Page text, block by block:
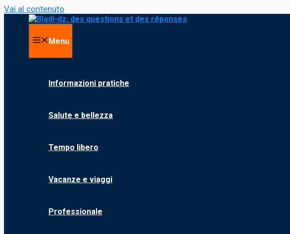
Vai al contenuto
Menu
Informazioni pratiche
Salute e bellezza
Tempo libero
Vacanze e viaggi
Professionale